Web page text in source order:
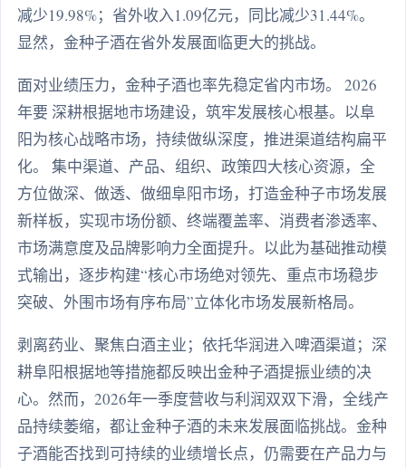
减少19.98%；省外收入1.09亿元，同比减少31.44%。
显然，金种子酒在省外发展面临更大的挑战。
面对业绩压力，金种子酒也率先稳定省内市场。 2026
年要 深耕根据地市场建设，筑牢发展核心根基。以阜
阳为核心战略市场，持续做纵深度，推进渠道结构扁平
化。 集中渠道、产品、组织、政策四大核心资源，全
方位做深、做透、做细阜阳市场，打造金种子市场发展
新样板，实现市场份额、终端覆盖率、消费者渗透率、
市场满意度及品牌影响力全面提升。以此为基础推动模
式输出，逐步构建“核心市场绝对领先、重点市场稳步
突破、外围市场有序布局”立体化市场发展新格局。
剥离药业、聚焦白酒主业；依托华润进入啤酒渠道；深
耕阜阳根据地等措施都反映出金种子酒提振业绩的决
心。然而，2026年一季度营收与利润双双下滑，全线产
品持续萎缩，都让金种子酒的未来发展面临挑战。金种
子酒能否找到可持续的业绩增长点，仍需要在产品力与